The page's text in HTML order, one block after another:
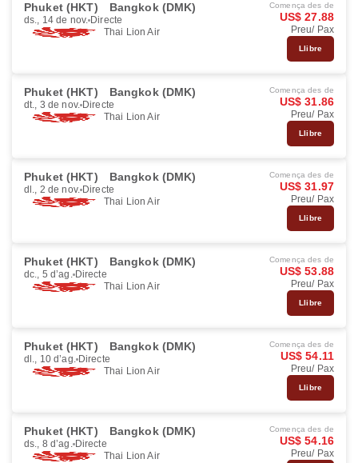
Phuket (HKT) Bangkok (DMK)
ds., 14 de nov. Directe
Thai Lion Air
Comença des de
US$ 27.88
Preu/ Pax
Llibre
Phuket (HKT) Bangkok (DMK)
dt., 3 de nov. Directe
Thai Lion Air
Comença des de
US$ 31.86
Preu/ Pax
Llibre
Phuket (HKT) Bangkok (DMK)
dl., 2 de nov. Directe
Thai Lion Air
Comença des de
US$ 31.97
Preu/ Pax
Llibre
Phuket (HKT) Bangkok (DMK)
dc., 5 d’ag. Directe
Thai Lion Air
Comença des de
US$ 53.88
Preu/ Pax
Llibre
Phuket (HKT) Bangkok (DMK)
dl., 10 d’ag. Directe
Thai Lion Air
Comença des de
US$ 54.11
Preu/ Pax
Llibre
Phuket (HKT) Bangkok (DMK)
ds., 8 d’ag. Directe
Thai Lion Air
Comença des de
US$ 54.16
Preu/ Pax